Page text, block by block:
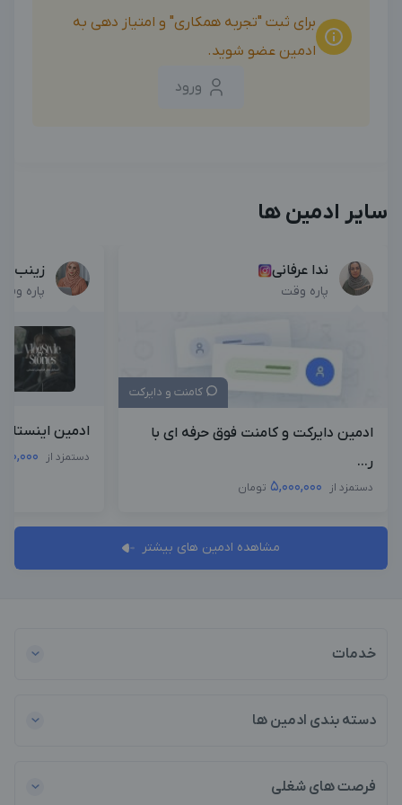
برای ثبت "تجربه همکاری" و امتیاز دهی به
ادمین عضو شوید.
ورود
سایر ادمین ها
ندا عرفانی
پاره وقت
کامنت و دایرکت
ادمین دایرکت و کامنت فوق حرفه ای با
ر...
دستمزد از 5,000,000 تومان
زینب
پاره
ادمین
دستمزد از
مشاهده ادمین های بیشتر
خدمات
دسته بندی ادمین ها
فرصت های شغلی